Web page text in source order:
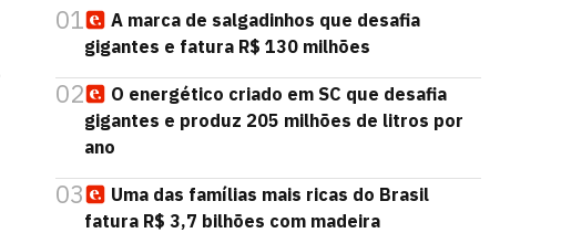
01
A marca de salgadinhos que desafia
gigantes e fatura R$ 130 milhões
02
O energético criado em SC que desafia
gigantes e produz 205 milhões de litros por
ano
03
Uma das famílias mais ricas do Brasil
fatura R$ 3,7 bilhões com madeira